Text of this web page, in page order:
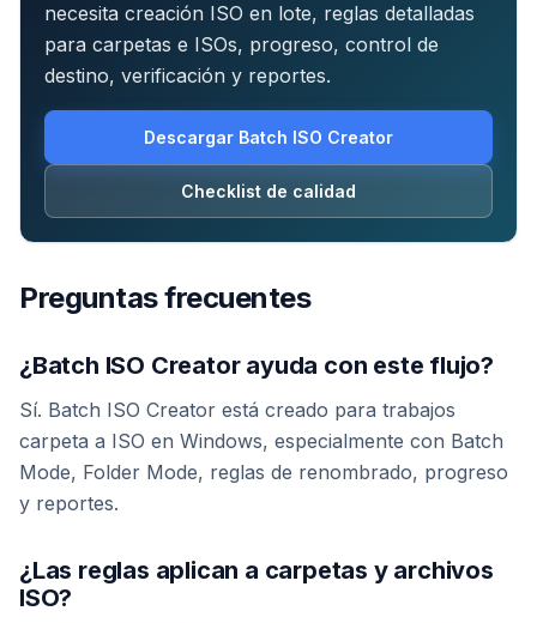
necesita creación ISO en lote, reglas detalladas
para carpetas e ISOs, progreso, control de
destino, verificación y reportes.
Descargar Batch ISO Creator
Checklist de calidad
Preguntas frecuentes
¿Batch ISO Creator ayuda con este flujo?
Sí. Batch ISO Creator está creado para trabajos
carpeta a ISO en Windows, especialmente con Batch
Mode, Folder Mode, reglas de renombrado, progreso
y reportes.
¿Las reglas aplican a carpetas y archivos
ISO?